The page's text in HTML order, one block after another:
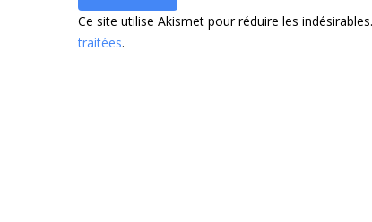
Ce site utilise Akismet pour réduire les indésirables.
traitées.